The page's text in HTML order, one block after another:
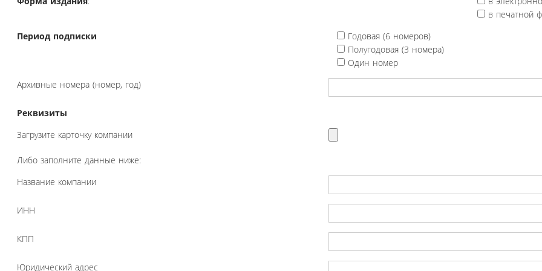
в печатной
Период подписки
Годовая (6 номеров)
Полугодовая (3 номера)
Один номер
Архивные номера (номер, год)
Реквизиты
Загрузите карточку компании
Либо заполните данные ниже:
Название компании
ИНН
КПП
Юридический адрес